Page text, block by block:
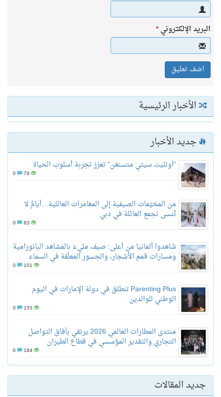
البريد الإلكتروني*
الأخبار الرئيسية
جديد الأخبار
“آوتليت سيتي متسنغن” تعزز تجربة أسلوب الحياة
79
من المخيّمات الصيفية إلى المغامرات العائلية…أيامٌ لا
تُنسى تجمع العائلة في دبي
83
شاهدوا ألمانيا من أعلى: صيف مليء بالمشاهد البانورامية
ومسارات قمم الأشجار، والجسور المعلّقة في السماء
101
Parenting Plus تنطلق في دولة الإمارات في اليوم
الوطني للوالدين
155
منتدى المطارات العالمي 2026 يرتقي بآفاق التواصل
التجاري والتقدير المؤسسي في قطاع الطيران
184
جديد المقالات